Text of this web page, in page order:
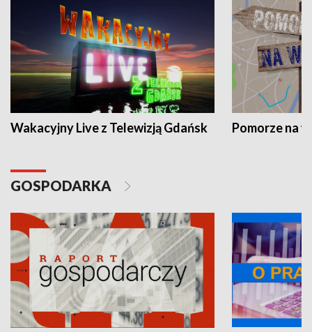
Wakacyjny Live z Telewizją Gdańsk Pomorze na
GOSPODARKA